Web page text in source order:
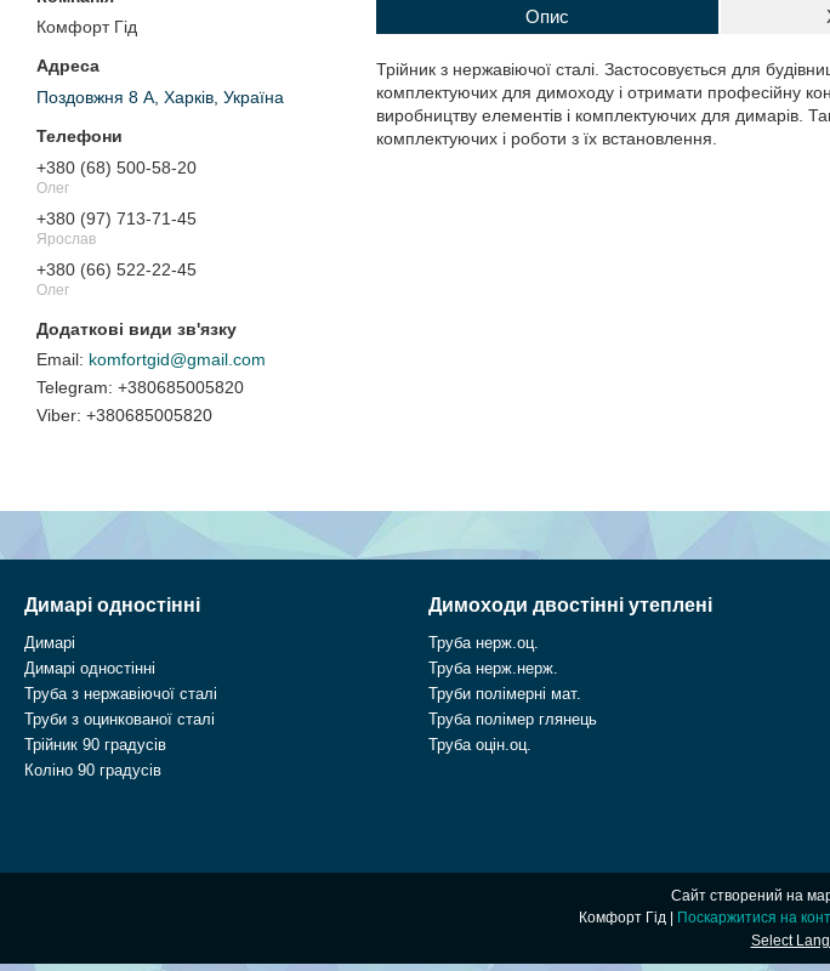
Комфорт Гід
Поздовжня 8 А, Харків, Україна
+380 (68) 500-58-20
Олег
+380 (97) 713-71-45
Ярослав
+380 (66) 522-22-45
Олег
komfortgid@gmail.com
+380685005820
+380685005820
Опис
Трійник з нержавіючої сталі. Застосовується для
комплектуючих для димоходу і отримати професійну
виробництву елементів і комплектуючих для димарів.
комплектуючих і роботи з їх встановлення.
Димарі одностінні
Димарі
Димарі одностінні
Труба з нержавіючої сталі
Труби з оцинкованої сталі
Трійник 90 градусів
Коліно 90 градусів
Димоходи двостінні утеплені
Труба нерж.оц.
Труба нерж.нерж.
Труби полімерні мат.
Труба полімер глянець
Труба оцін.оц.
Сайт створений на
Поскаржитися на
Select